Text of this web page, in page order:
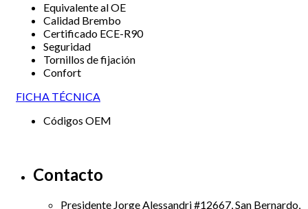
Equivalente al OE
Calidad Brembo
Certificado ECE-R90
Seguridad
Tornillos de fijación
Confort
FICHA TÉCNICA
Códigos OEM
Contacto
Presidente Jorge Alessandri #12667, San Bernardo,